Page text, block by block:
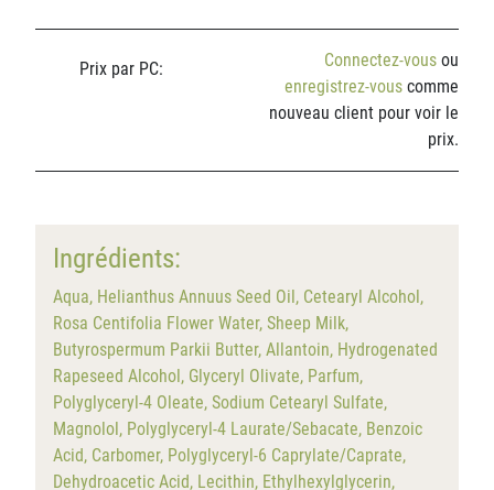
Prix par PC: Connectez-vous ou
enregistrez-vous comme
nouveau client pour voir le
prix.
Ingrédients:
Aqua, Helianthus Annuus Seed Oil, Cetearyl Alcohol,
Rosa Centifolia Flower Water, Sheep Milk,
Butyrospermum Parkii Butter, Allantoin, Hydrogenated
Rapeseed Alcohol, Glyceryl Olivate, Parfum,
Polyglyceryl-4 Oleate, Sodium Cetearyl Sulfate,
Magnolol, Polyglyceryl-4 Laurate/Sebacate, Benzoic
Acid, Carbomer, Polyglyceryl-6 Caprylate/Caprate,
Dehydroacetic Acid, Lecithin, Ethylhexylglycerin,